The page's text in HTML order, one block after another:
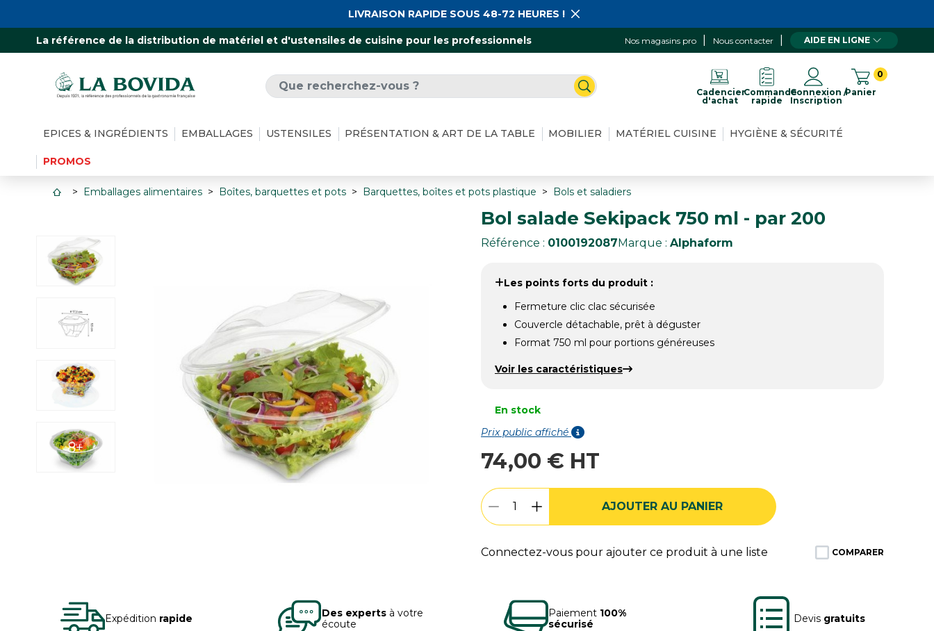
La référence de la distribution de matériel et d'ustensiles de cuisine pour les professionnels Nos magasins pro Nous contacter AIDE EN LIGNE
Cadencier
d'achat
Commande
rapide
Connexion /
Inscription
Panier
0
EPICES & INGRÉDIENTS EMBALLAGES USTENSILES PRÉSENTATION & ART DE LA TABLE MOBILIER MATÉRIEL CUISINE HYGIÈNE & SÉCURITÉ
PROMOS
LIVRAISON RAPIDE SOUS 48-72 HEURES !
Emballages alimentaires Boîtes, barquettes et pots Barquettes, boîtes et pots plastique Bols et saladiers
8+
Bol salade Sekipack 750 ml - par 200
Référence : 0100192087Marque : Alphaform
Les points forts du produit :
Fermeture clic clac sécurisée
Couvercle détachable, prêt à déguster
Format 750 ml pour portions généreuses
Voir les caractéristiques
En stock
Prix public affiché
74,00 € HT
AJOUTER AU PANIER
Connectez-vous pour ajouter ce produit à une liste COMPARER
Expédition rapide Des expertsà votre
écoute
Paiement 100%
sécurisé
Devis gratuits